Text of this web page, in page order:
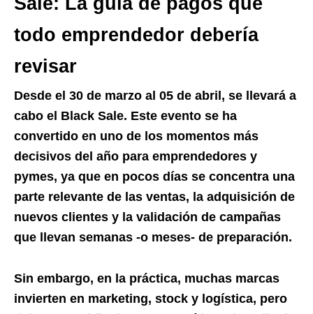
todo emprendedor debería
revisar
Desde el 30 de marzo al 05 de abril, se llevará a
cabo el Black Sale. Este evento se ha
convertido en uno de los momentos más
decisivos del año para emprendedores y
pymes, ya que en pocos días se concentra una
parte relevante de las ventas, la adquisición de
nuevos clientes y la validación de campañas
que llevan semanas -o meses- de preparación.
Sin embargo, en la práctica, muchas marcas
invierten en marketing, stock y logística, pero